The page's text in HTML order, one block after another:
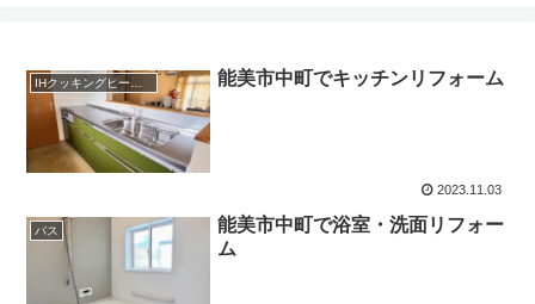
IHクッキングヒーター 能美市中町でキッチンリフォーム
2023.11.03
バス
能美市中町で浴室・洗面リフォー
ム